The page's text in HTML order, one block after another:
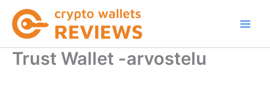
sisältöön
Trust Wallet -arvostelu